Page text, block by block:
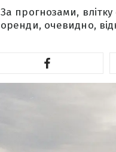
За прогнозами,
оренди, очевидно,